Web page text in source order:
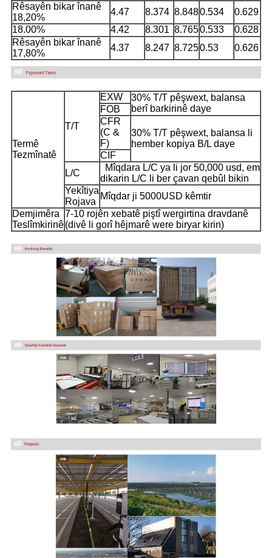
Rêsayên bikar înanê
18,20%
4.47 8.374 8.8480.534
0.629
18.00%
4.42 8.301 8.7650.533
0.628
Rêsayên bikar înanê
17,80%
4.37 8.247 8.7250.53 0.626
Termê
Tezmînatê
T/T
EXW
30% T/T pêşwext, balansa
berî barkirinê daye
FOB
CFR
(C &
F)
30% T/T pêşwext, balansa li
hember kopiya B/L daye
CIF
L/C
Mîqdara L/C ya li jor 50,000 usd, em
dikarin L/C li ber çavan qebûl bikin
Yekîtiya
Rojava
Mîqdar ji 5000USD kêmtir
Demjimêra
Teslîmkirinê
7-10 rojên xebatê piştî wergirtina dravdanê
(divê li gorî hêjmarê were biryar kirin)